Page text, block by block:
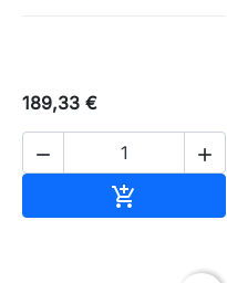
189,33 €
 
